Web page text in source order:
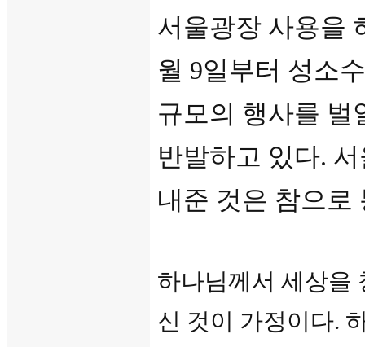
서울광장 사용을
월 9일부터 성소
규모의 행사를 벌
반발하고 있다.
내준 것은 참으로
하나님께서 세상을
신 것이 가정이다.